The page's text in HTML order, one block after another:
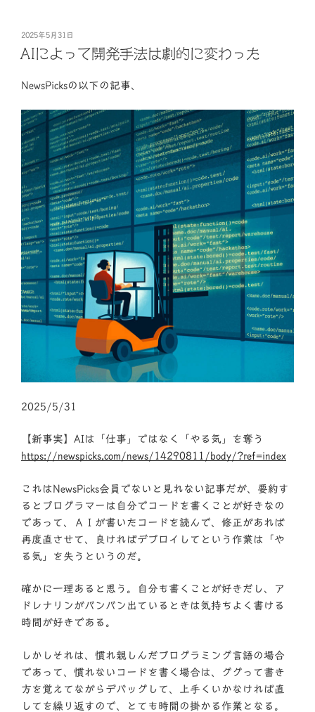
投
稿
日:
2025年5月31日
AIによって開発手法は劇的に変わった
NewsPicksの以下の記事、
2025/5/31
【新事実】AIは「仕事」ではなく「やる気」を奪う
https://newspicks.com/news/14290811/body/?ref=index
これはNewsPicks会員でないと見れない記事だが、要約す
るとプログラマーは自分でコードを書くことが好きなの
であって、ＡＩが書いたコードを読んで、修正があれば
再度直させて、良ければデプロイしてという作業は「や
る気」を失うというのだ。
確かに一理あると思う。自分も書くことが好きだし、ア
ドレナリンがバンバン出ているときは気持ちよく書ける
時間が好きである。
しかしそれは、慣れ親しんだプログラミング言語の場合
であって、慣れないコードを書く場合は、ググって書き
方を覚えてながらデバッグして、上手くいかなければ直
してを繰り返すので、とても時間の掛かる作業となる。